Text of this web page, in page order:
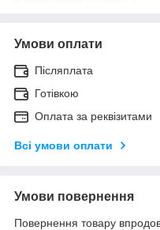
Умови оплати
Післяплата
Готівкою
Оплата за реквізитами
Всі умови оплати
Умови повернення
Повернення товару